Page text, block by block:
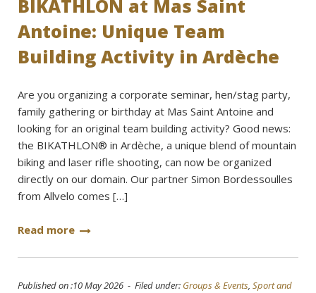
BIKATHLON at Mas Saint
Antoine: Unique Team
Building Activity in Ardèche
Are you organizing a corporate seminar, hen/stag party,
family gathering or birthday at Mas Saint Antoine and
looking for an original team building activity? Good news:
the BIKATHLON® in Ardèche, a unique blend of mountain
biking and laser rifle shooting, can now be organized
directly on our domain. Our partner Simon Bordessoulles
from Allvelo comes […]
Read more
Published on :10 May 2026 - Filed under: Groups & Events, Sport and